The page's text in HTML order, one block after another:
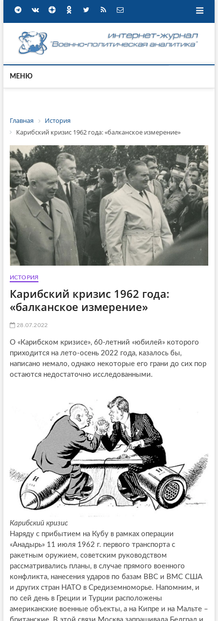
МЕНЮ
Главная
История
Карибский кризис 1962 года: «балканское измерение»
ИСТОРИЯ
Карибский кризис 1962 года:
«балканское измерение»
28.07.2022
О «Карибском кризисе», 60-летний «юбилей» которого
приходится на лето-осень 2022 года, казалось бы,
написано немало, однако некоторые его грани до сих пор
остаются недостаточно исследованными.
Карибский кризис
Наряду с прибытием на Кубу в рамках операции
«Анадырь» 11 июля 1962 г. первого транспорта с
ракетным оружием, советским руководством
рассматривались планы, в случае прямого военного
конфликта, нанесения ударов по базам ВВС и ВМС США
и других стран НАТО в Средиземноморье. Напомним, и
по сей день в Греции и Турции расположены
американские военные объекты, а на Кипре и на Мальте –